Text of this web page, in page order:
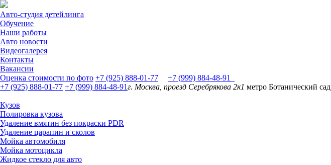
Авто-студия детейлинга
Обучение
Наши работы
Авто новости
Видеогалерея
Контакты
Вакансии
Оценка стоимости по фото +7 (925) 888-01-77
+7 (999) 884-48-91
+7 (925) 888-01-77 +7 (999) 884-48-91г. Москва, проезд Серебрякова 2к1 метро Ботанический сад
Кузов
Полировка кузова
Удаление вмятин без покраски PDR
Удаление царапин и сколов
Мойка автомобиля
Мойка мотоцикла
Жидкое стекло для авто